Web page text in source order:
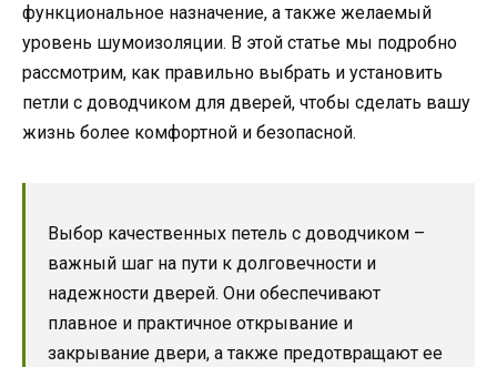
функциональное назначение, а также желаемый
уровень шумоизоляции. В этой статье мы подробно
рассмотрим, как правильно выбрать и установить
петли с доводчиком для дверей, чтобы сделать вашу
жизнь более комфортной и безопасной.
Выбор качественных петель с доводчиком –
важный шаг на пути к долговечности и
надежности дверей. Они обеспечивают
плавное и практичное открывание и
закрывание двери, а также предотвращают ее